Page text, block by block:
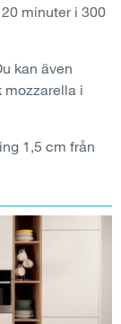
minuter i 300
kan även
mozzarella i
1,5 cm från